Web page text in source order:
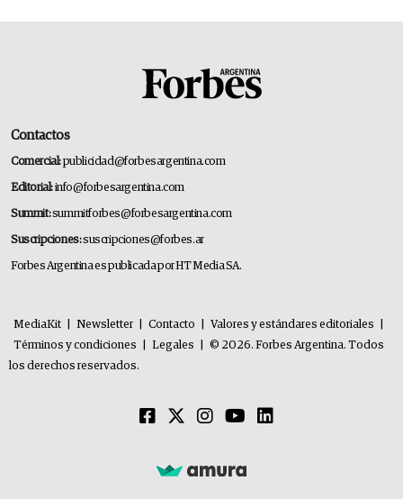
Contactos
Comercial:publicidad@forbesargentina.com
Editorial:info@forbesargentina.com
Summit:summitforbes@forbesargentina.com
Suscripciones:suscripciones@forbes.ar
Forbes Argentina es publicada por HT Media SA.
MediaKit Newsletter Contacto Valores y estándares editoriales
Términos y condiciones
Legales
© 2026. Forbes Argentina. Todos
los derechos reservados.